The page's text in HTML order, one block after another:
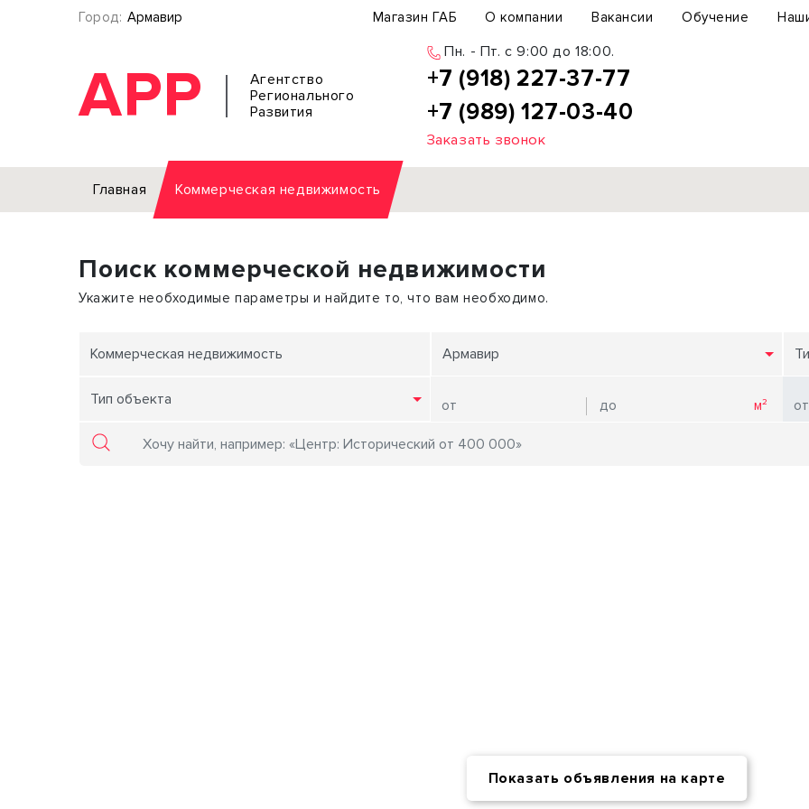
Город: Армавир Магазин ГАБ О компании Вакансии Обучение
АРР
Агентство
Регионального
Развития
Пн. - Пт. c 9:00 до 18:00.
+7 (918) 227-37-77
+7 (989) 127-03-40
Заказать звонок
Главная Коммерческая недвижимость
Офис
Торговое помещение
Склад
Земельный участок
Отдельное здание
Бизнес-центр
Поиск коммерческой недвижимости
Укажите необходимые параметры и найдите то, что вам необходимо.
Коммерческая недвижимость Армавир
Тип объекта
Показать объявления на карте